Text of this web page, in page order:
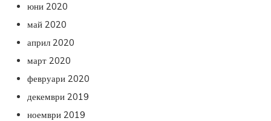
юни 2020
май 2020
април 2020
март 2020
февруари 2020
декември 2019
ноември 2019